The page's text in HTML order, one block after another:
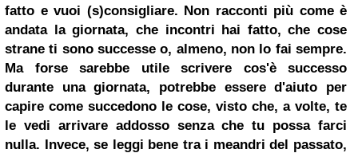
fatto e vuoi (s)consigliare. Non racconti più come è
andata la giornata, che incontri hai fatto, che cose
strane ti sono successe o, almeno, non lo fai sempre.
Ma forse sarebbe utile scrivere cos'è successo
durante una giornata, potrebbe essere d'aiuto per
capire come succedono le cose, visto che, a volte, te
le vedi arrivare addosso senza che tu possa farci
nulla. Invece, se leggi bene tra i meandri del passato,